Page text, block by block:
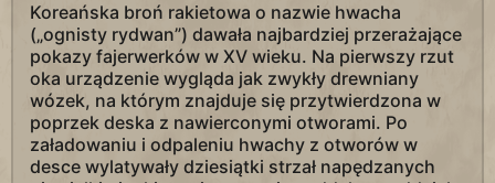
Koreańska broń rakietowa o nazwie hwacha
(„ognisty rydwan”) dawała najbardziej przerażające
pokazy fajerwerków w XV wieku. Na pierwszy rzut
oka urządzenie wygląda jak zwykły drewniany
wózek, na którym znajduje się przytwierdzona w
poprzek deska z nawierconymi otworami. Po
załadowaniu i odpaleniu hwachy z otworów w
desce wylatywały dziesiątki strzał napędzanych